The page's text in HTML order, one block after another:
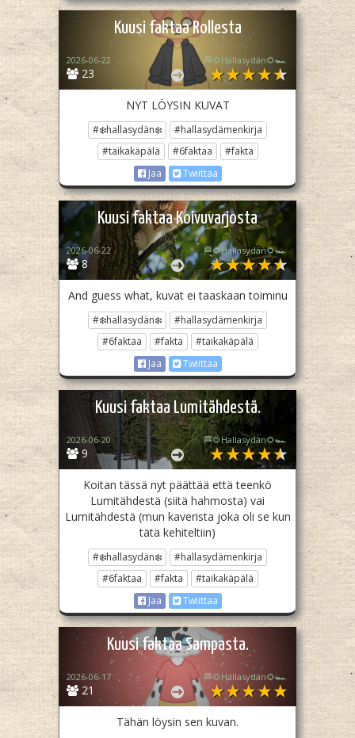
Kuusi faktaa Rollesta
23
2026-06-22 🏁🌻Hallasydän🌻🏎️
NYT LÖYSIN KUVAT
#❄️hallasydän❄️
#hallasydämenkirja
#taikakäpälä
#6faktaa
#fakta
Jaa
Twiittaa
Kuusi faktaa Koivuvarjosta
8
2026-06-22 🏁🌻Hallasydän🌻🏎️
And guess what, kuvat ei taaskaan toiminu
#❄️hallasydän❄️
#hallasydämenkirja
#6faktaa
#fakta
#taikakäpälä
Jaa
Twiittaa
Kuusi faktaa Lumitähdestä.
9
2026-06-20 🏁🌻Hallasydän🌻🏎️
Koitan tässä nyt päättää että teenkö
Lumitähdestä (siitä hahmosta) vai
Lumitähdestä (mun kaverista joka oli se kun
tätä kehiteltiin)
#❄️hallasydän❄️
#hallasydämenkirja
#6faktaa
#fakta
#taikakäpälä
Jaa
Twiittaa
Kuusi faktaa Sampasta.
21
2026-06-17 🏁🌻Hallasydän🌻🏎️
Tähän löysin sen kuvan.